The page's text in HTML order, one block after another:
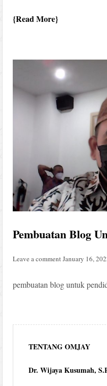
Read More
Pembuatan Blog
Leave a comment January 16,
pembuatan blog untuk
TENTANG OMJAY
Dr. Wijaya Kusumah,